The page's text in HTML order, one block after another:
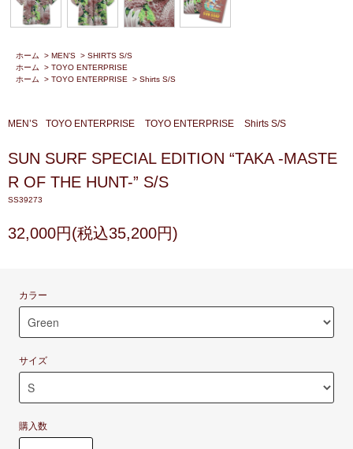
ホーム > MEN’S > SHIRTS S/S
ホーム
> TOYO ENTERPRISE
ホーム
> TOYO ENTERPRISE > Shirts S/S
MEN’S TOYO ENTERPRISE TOYO ENTERPRISE Shirts S/S
SUN SURF SPECIAL EDITION “TAKA -MASTE
R OF THE HUNT-” S/S
SS39273
32,000円(税込35,200円)
カラー
サイズ
購入数